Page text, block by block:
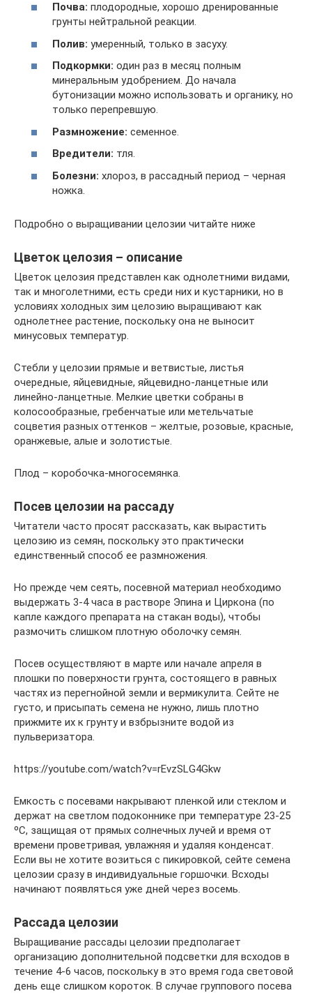
Почва: плодородные, хорошо дренированные
грунты нейтральной реакции.
Полив: умеренный, только в засуху.
Подкормки: один раз в месяц полным
минеральным удобрением. До начала
бутонизации можно использовать и органику, но
только перепревшую.
Размножение: семенное.
Вредители: тля.
Болезни: хлороз, в рассадный период – черная
ножка.
Подробно о выращивании целозии читайте ниже
Цветок целозия – описание
Цветок целозия представлен как однолетними видами,
так и многолетними, есть среди них и кустарники, но в
условиях холодных зим целозию выращивают как
однолетнее растение, поскольку она не выносит
минусовых температур.
Стебли у целозии прямые и ветвистые, листья
очередные, яйцевидные, яйцевидно-ланцетные или
линейно-ланцетные. Мелкие цветки собраны в
колосообразные, гребенчатые или метельчатые
соцветия разных оттенков – желтые, розовые, красные,
оранжевые, алые и золотистые.
Плод – коробочка-многосемянка.
Посев целозии на рассаду
Читатели часто просят рассказать, как вырастить
целозию из семян, поскольку это практически
единственный способ ее размножения.
Но прежде чем сеять, посевной материал необходимо
выдержать 3-4 часа в растворе Эпина и Циркона (по
капле каждого препарата на стакан воды), чтобы
размочить слишком плотную оболочку семян.
Посев осуществляют в марте или начале апреля в
плошки по поверхности грунта, состоящего в равных
частях из перегнойной земли и вермикулита. Сейте не
густо, и присыпать семена не нужно, лишь плотно
прижмите их к грунту и взбрызните водой из
пульверизатора.
https://youtube.com/watch?v=rEvzSLG4Gkw
Емкость с посевами накрывают пленкой или стеклом и
держат на светлом подоконнике при температуре 23-25
ºC, защищая от прямых солнечных лучей и время от
времени проветривая, увлажняя и удаляя конденсат.
Если вы не хотите возиться с пикировкой, сейте семена
целозии сразу в индивидуальные горшочки. Всходы
начинают появляться уже дней через восемь.
Рассада целозии
Выращивание рассады целозии предполагает
организацию дополнительной подсветки для всходов в
течение 4-6 часов, поскольку в это время года световой
день еще слишком короток. В случае группового посева